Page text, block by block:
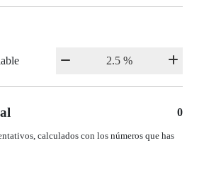
0
calculados con los números que has